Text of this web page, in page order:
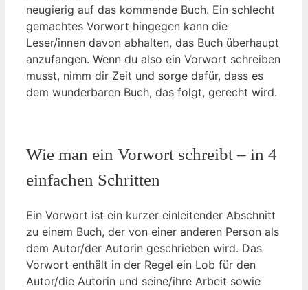
neugierig auf das kommende Buch. Ein schlecht
gemachtes Vorwort hingegen kann die
Leser/innen davon abhalten, das Buch überhaupt
anzufangen. Wenn du also ein Vorwort schreiben
musst, nimm dir Zeit und sorge dafür, dass es
dem wunderbaren Buch, das folgt, gerecht wird.
Wie man ein Vorwort schreibt – in 4
einfachen Schritten
Ein Vorwort ist ein kurzer einleitender Abschnitt
zu einem Buch, der von einer anderen Person als
dem Autor/der Autorin geschrieben wird. Das
Vorwort enthält in der Regel ein Lob für den
Autor/die Autorin und seine/ihre Arbeit sowie